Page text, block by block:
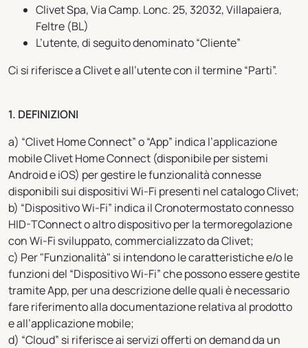
Clivet Spa, Via Camp. Lonc. 25, 32032, Villapaiera,
Feltre (BL)
L’utente, di seguito denominato “Cliente”
Ci si riferisce a Clivet e all’utente con il termine “Parti”.
1. DEFINIZIONI
a) “Clivet Home Connect” o “App” indica l’applicazione
mobile Clivet Home Connect (disponibile per sistemi
Android e iOS) per gestire le funzionalità connesse
disponibili sui dispositivi Wi-Fi presenti nel catalogo Clivet;
b) “Dispositivo Wi-Fi” indica il Cronotermostato connesso
HID-TConnect o altro dispositivo per la termoregolazione
con Wi-Fi sviluppato, commercializzato da Clivet;
c) Per "Funzionalità" si intendono le caratteristiche e/o le
funzioni del “Dispositivo Wi-Fi” che possono essere gestite
tramite App, per una descrizione delle quali è necessario
fare riferimento alla documentazione relativa al prodotto
e all’applicazione mobile;
d) “Cloud” si riferisce ai servizi offerti on demand da un